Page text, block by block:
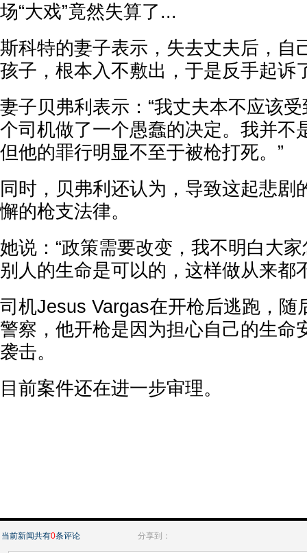
场“大戏”竟然失算了...
斯科特的妻子表示，失去丈夫后，自
孩子，根本入不敷出，于是反手起诉
妻子贝弗利表示：“我丈夫本不应该
个司机做了一个愚蠢的决定。我并不
但他的罪行明显不至于被枪打死。”
同时，贝弗利还认为，导致这起悲剧
懈的枪支法律。
她说：“政策需要改变，我不明白大
别人的生命是可以的，这样做从来都
司机Jesus Vargas在开枪后逃跑，随
警察，他开枪是因为担心自己的生命
袭击。
目前案件还在进一步审理。
当前新闻共有0条评论 分享到：